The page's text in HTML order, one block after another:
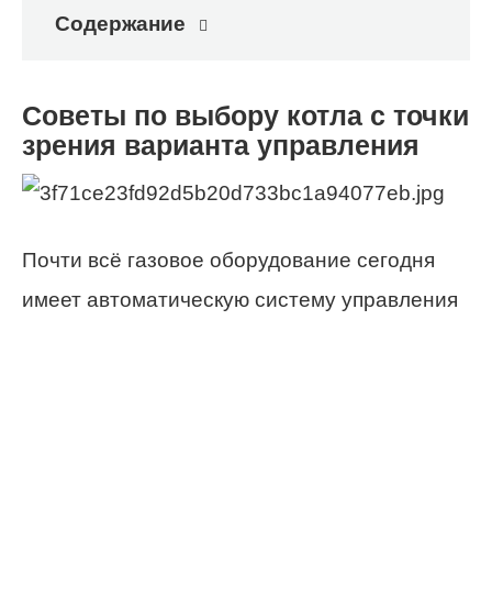
Содержание
Советы по выбору котла с точки
зрения варианта управления
Почти всё газовое оборудование сегодня
имеет автоматическую систему управления